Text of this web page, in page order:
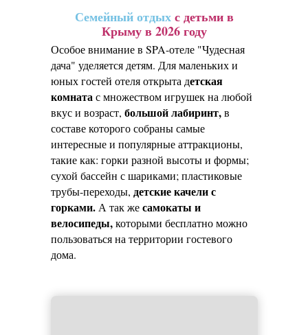
Семейный отдых с детьми в
Крыму в 2026 году
Особое внимание в SPA-отеле "Чудесная
дача" уделяется детям. Для маленьких и
юных гостей отеля открыта детская
комнатас множеством игрушек на любой
вкус и возраст, большой лабиринт,в
составе которого собраны самые
интересные и популярные аттракционы,
такие как: горки разной высоты и формы;
сухой бассейн с шариками; пластиковые
трубы-переходы, детские качели с
горками. А так жесамокаты и
велосипеды,которыми бесплатно можно
пользоваться на территории гостевого
дома.